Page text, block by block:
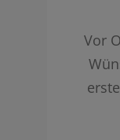
Vor